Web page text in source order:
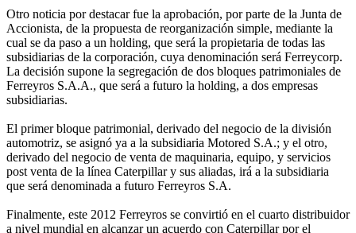
Otro noticia por destacar fue la aprobación, por parte de la Junta de
Accionista, de la propuesta de reorganización simple, mediante la
cual se da paso a un holding, que será la propietaria de todas las
subsidiarias de la corporación, cuya denominación será Ferreycorp.
La decisión supone la segregación de dos bloques patrimoniales de
Ferreyros S.A.A., que será a futuro la holding, a dos empresas
subsidiarias.
El primer bloque patrimonial, derivado del negocio de la división
automotriz, se asignó ya a la subsidiaria Motored S.A.; y el otro,
derivado del negocio de venta de maquinaria, equipo, y servicios
post venta de la línea Caterpillar y sus aliadas, irá a la subsidiaria
que será denominada a futuro Ferreyros S.A.
Finalmente, este 2012 Ferreyros se convirtió en el cuarto distribuidor
a nivel mundial en alcanzar un acuerdo con Caterpillar por el